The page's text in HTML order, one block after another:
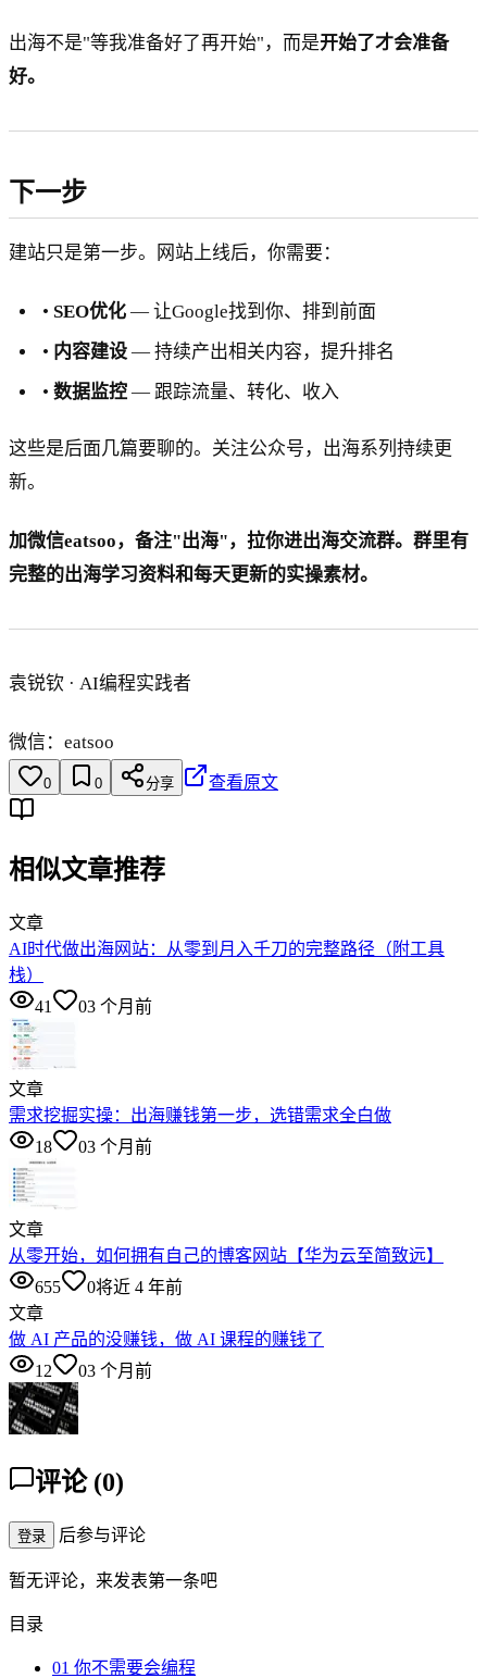
出海不是"等我准备好了再开始"，而是开始了才会准备
好。
下一步
建站只是第一步。网站上线后，你需要：
• SEO优化 — 让Google找到你、排到前面
• 内容建设 — 持续产出相关内容，提升排名
•数据监控 — 跟踪流量、转化、收入
这些是后面几篇要聊的。关注公众号，出海系列持续更
新。
加微信eatsoo，备注"出海"，拉你进出海交流群。群里有
完整的出海学习资料和每天更新的实操素材。
袁锐钦 · AI编程实践者
微信：eatsoo
0 0 分享 查看原文
相似文章推荐
文章
AI时代做出海网站：从零到月入千刀的完整路径（附工具
栈）
41
03 个月前
文章
需求挖掘实操：出海赚钱第一步，选错需求全白做
18
03 个月前
文章
从零开始，如何拥有自己的博客网站【华为云至简致远】
655
0将近 4 年前
文章
做 AI 产品的没赚钱，做 AI 课程的赚钱了
12
03 个月前
评论 (0)
登录 后参与评论
暂无评论，来发表第一条吧
目录
01 你不需要会编程